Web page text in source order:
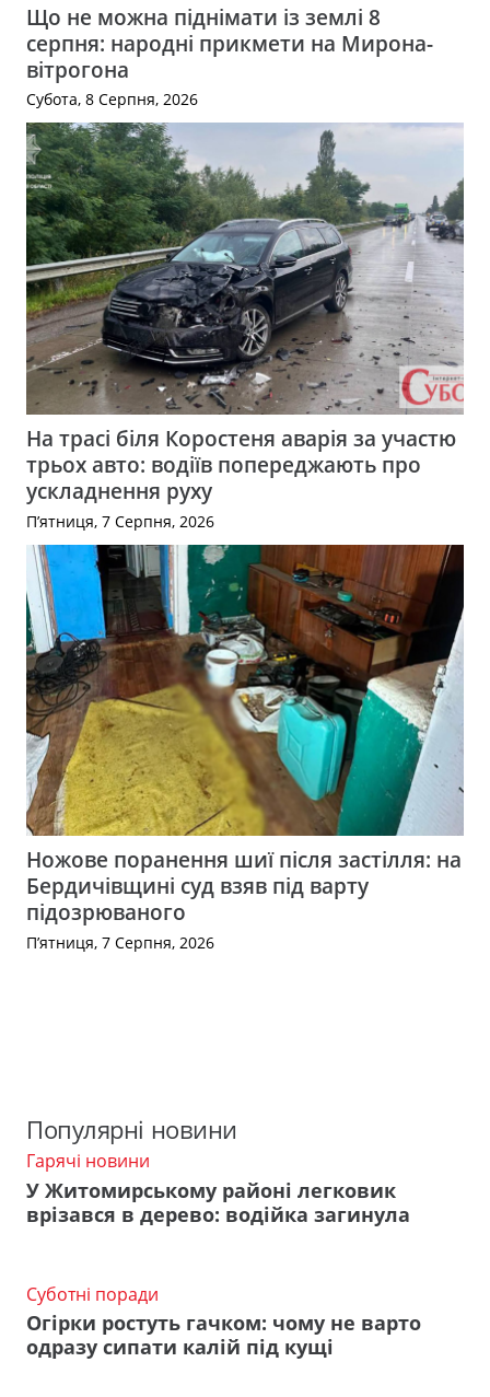
Що не можна піднімати із землі 8
серпня: народні прикмети на Мирона-
вітрогона
Субота, 8 Серпня, 2026
На трасі біля Коростеня аварія за участю
трьох авто: водіїв попереджають про
ускладнення руху
П’ятниця, 7 Серпня, 2026
Ножове поранення шиї після застілля: на
Бердичівщині суд взяв під варту
підозрюваного
П’ятниця, 7 Серпня, 2026
Популярні новини
Гарячі новини
У Житомирському районі легковик
врізався в дерево: водійка загинула
Суботні поради
Огірки ростуть гачком: чому не варто
одразу сипати калій під кущі